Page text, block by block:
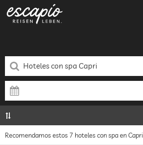
Recomendamos estos 7 hoteles con spa en